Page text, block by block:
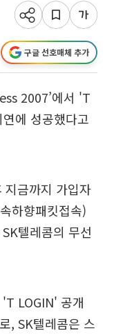
구글 선호매체 추가
2007’에서 'T
에 성공했다고
금까지 가입자
하향패킷접속)
텔레콤의 무선
LOGIN' 공개
, SK텔레콤은 스